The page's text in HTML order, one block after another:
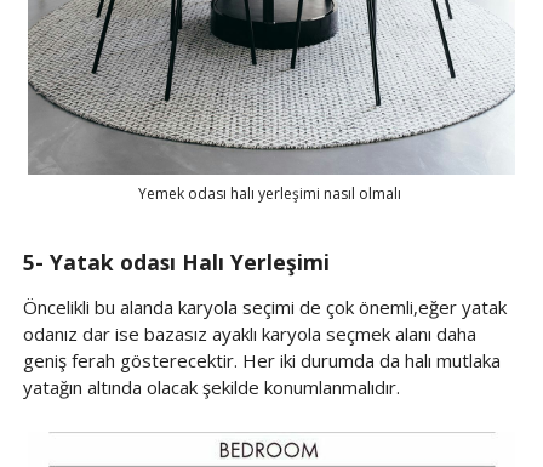
Yemek odası halı yerleşimi nasıl olmalı
5- Yatak odası Halı Yerleşimi
Öncelikli bu alanda karyola seçimi de çok önemli,eğer yatak
odanız dar ise bazasız ayaklı karyola seçmek alanı daha
geniş ferah gösterecektir. Her iki durumda da halı mutlaka
yatağın altında olacak şekilde konumlanmalıdır.